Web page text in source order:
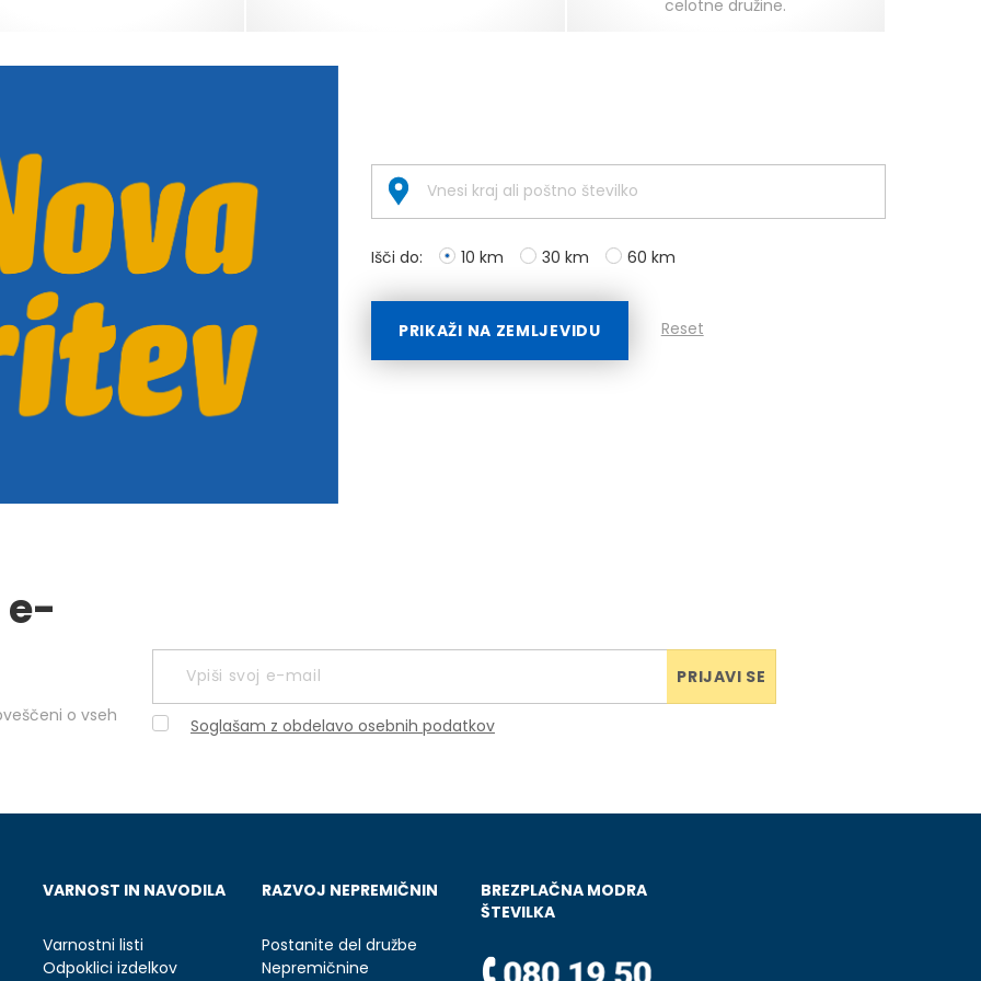
celotne družine.
Išči do: 10 km 30 km 60 km
PRIKAŽI NA ZEMLJEVIDU Reset
e-
o vseh
PRIJAVI SE
Soglašam z obdelavo osebnih podatkov
VARNOST IN NAVODILA
Varnostni listi
Odpoklici izdelkov
RAZVOJ NEPREMIČNIN
Postanite del družbe
Nepremičnine
BREZPLAČNA MODRA
ŠTEVILKA